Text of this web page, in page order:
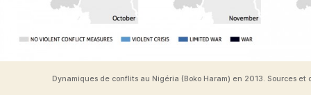
Dynamiques de conflits au Nigéria (Boko Haram) en 2013. Sources et